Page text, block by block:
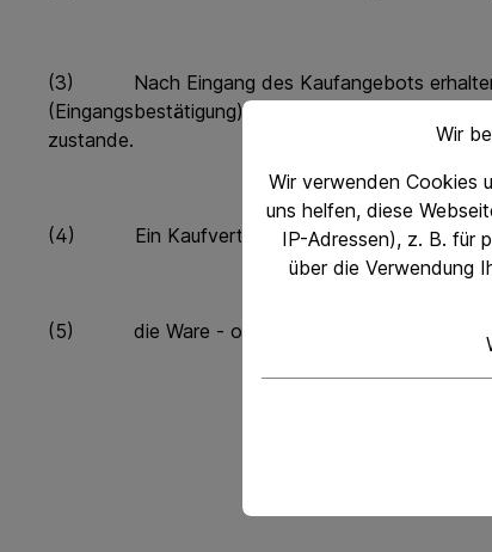
(3) Nach Eingang des Kaufangebots erhalten
(Eingangsbestätigung). Diese
zustande.
(4) Ein Kaufvertrag über die Ware kommt erst
(5) die Ware - ohne vorherige ausdrückliche
Wir
Wir verwenden Cookies
uns helfen, diese
IP-Adressen), z. B. für
über die Verwendung